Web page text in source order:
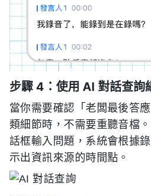
步驟 4：使用 AI 對話查詢
當你需要確認「老闆最後答
類細節時，不需要重聽音檔
話框輸入問題，系統會根據
示出資訊來源的時間點。